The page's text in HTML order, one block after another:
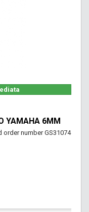
YAMAHA 6MM
order number GS31074